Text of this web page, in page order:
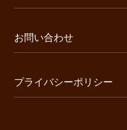
お問い合わせ
プライバシーポリシー